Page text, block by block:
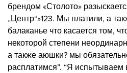
брендом «Столото»
„Центр“»123. Мы платили, а
балаканье что касается том,
некоторой степени
а также аюшки? мы
расплатимся”. “Я испытываем